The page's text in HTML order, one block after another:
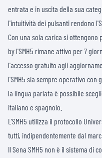
entrata e in uscita della sua
l'intuitività dei pulsanti rendono
Con una sola carica si
by l'SMH5 rimane attivo per 7
l'accesso gratuito agli
l'SMH5 sia sempre operativo
la lingua parlata è possibile
italiano e spagnolo.
L'SMH5 utilizza il protocollo
tutti, indipendentemente dal
Il Sena SMH5 non è il sistema di